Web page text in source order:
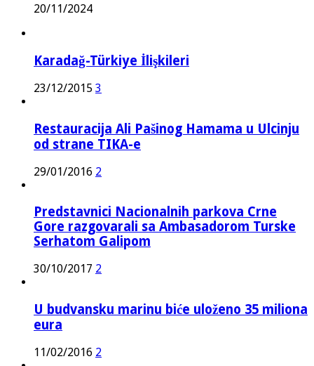
20/11/2024
Karadağ-Türkiye İlişkileri
23/12/2015 3
Restauracija Ali Pašinog Hamama u Ulcinju
od strane TIKA-e
29/01/2016 2
Predstavnici Nacionalnih parkova Crne
Gore razgovarali sa Ambasadorom Turske
Serhatom Galipom
30/10/2017 2
U budvansku marinu biće uloženo 35 miliona
eura
11/02/2016 2